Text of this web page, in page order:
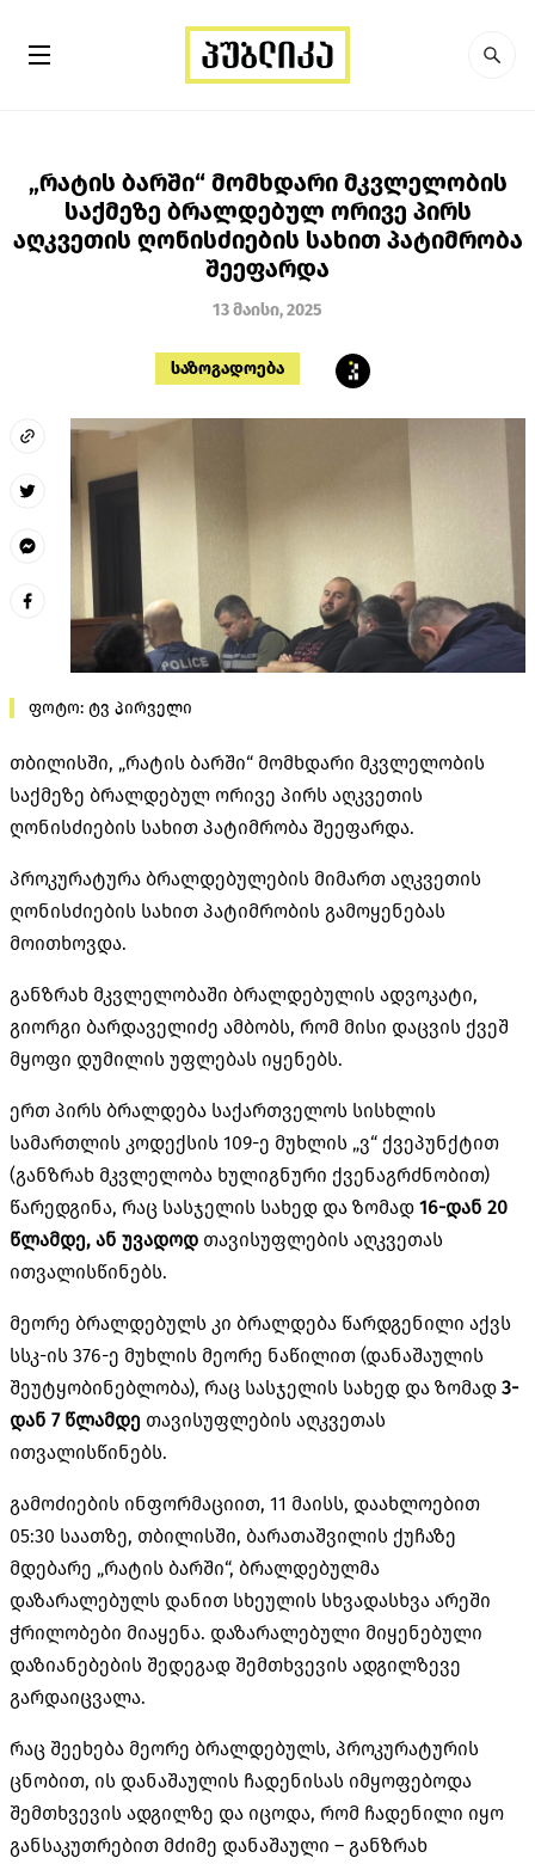
„რატის ბარში“ მომხდარი მკვლელობის
საქმეზე ბრალდებულ ორივე პირს
აღკვეთის ღონისძიების სახით პატიმრობა
შეეფარდა
13 მაისი, 2025
საზოგადოება
ფოტო: ტვ პირველი
თბილისში, „რატის ბარში“ მომხდარი მკვლელობის
საქმეზე ბრალდებულ ორივე პირს აღკვეთის
ღონისძიების სახით პატიმრობა შეეფარდა.
პროკურატურა ბრალდებულების მიმართ აღკვეთის
ღონისძიების სახით პატიმრობის გამოყენებას
მოითხოვდა.
განზრახ მკვლელობაში ბრალდებულის ადვოკატი,
გიორგი ბარდაველიძე ამბობს, რომ მისი დაცვის ქვეშ
მყოფი დუმილის უფლებას იყენებს.
ერთ პირს ბრალდება საქართველოს სისხლის
სამართლის კოდექსის 109-ე მუხლის „ვ“ ქვეპუნქტით
(განზრახ მკვლელობა ხულიგნური ქვენაგრძნობით)
წარედგინა, რაც სასჯელის სახედ და ზომად 16-დან 20
წლამდე, ან უვადოდ თავისუფლების აღკვეთას
ითვალისწინებს.
მეორე ბრალდებულს კი ბრალდება წარდგენილი აქვს
სსკ-ის 376-ე მუხლის მეორე ნაწილით (დანაშაულის
შეუტყობინებლობა), რაც სასჯელის სახედ და ზომად 3-
დან 7 წლამდე თავისუფლების აღკვეთას
ითვალისწინებს.
გამოძიების ინფორმაციით, 11 მაისს, დაახლოებით
05:30 საათზე, თბილისში, ბარათაშვილის ქუჩაზე
მდებარე „რატის ბარში“, ბრალდებულმა
დაზარალებულს დანით სხეულის სხვადასხვა არეში
ჭრილობები მიაყენა. დაზარალებული მიყენებული
დაზიანებების შედეგად შემთხვევის ადგილზევე
გარდაიცვალა.
რაც შეეხება მეორე ბრალდებულს, პროკურატურის
ცნობით, ის დანაშაულის ჩადენისას იმყოფებოდა
შემთხვევის ადგილზე და იცოდა, რომ ჩადენილი იყო
განსაკუთრებით მძიმე დანაშაული – განზრახ